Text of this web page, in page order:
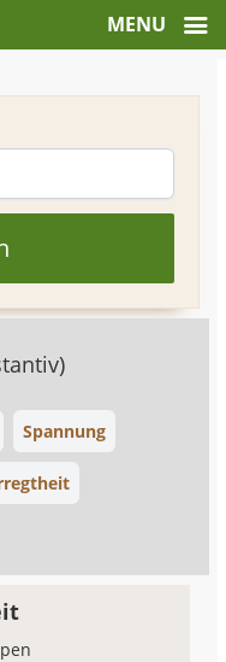
Spannung